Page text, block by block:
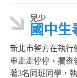
兒少
國中
新北市警方在執行
車走走停停，攔查
著3名同班同學，